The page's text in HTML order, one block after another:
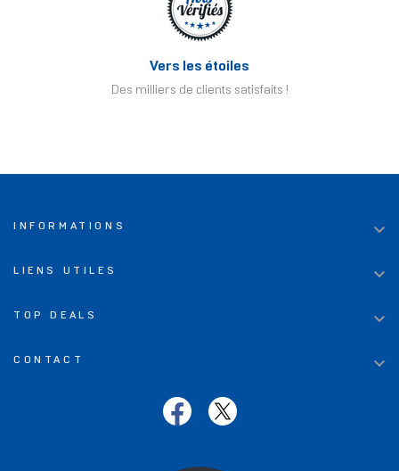
Vers les étoiles
Des milliers de clients satisfaits !
INFORMATIONS 
LIENS UTILES 
TOP DEALS 
CONTACT 